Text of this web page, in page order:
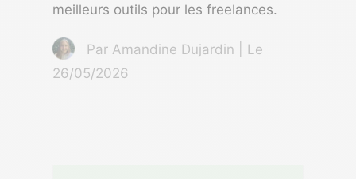
meilleurs outils pour les freelances.
Par Amandine Dujardin | Le
26/05/2026